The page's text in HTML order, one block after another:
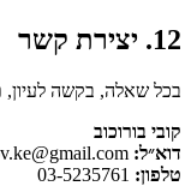
12. יצירת קשר
בכל שאלה, בקשה לעיון,
קובי בורוכוב
דוא״ל:
טלפון: